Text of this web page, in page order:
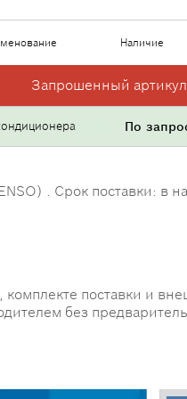
Наличие
Запрошенный
По
. Срок поставки: в
поставки и
без